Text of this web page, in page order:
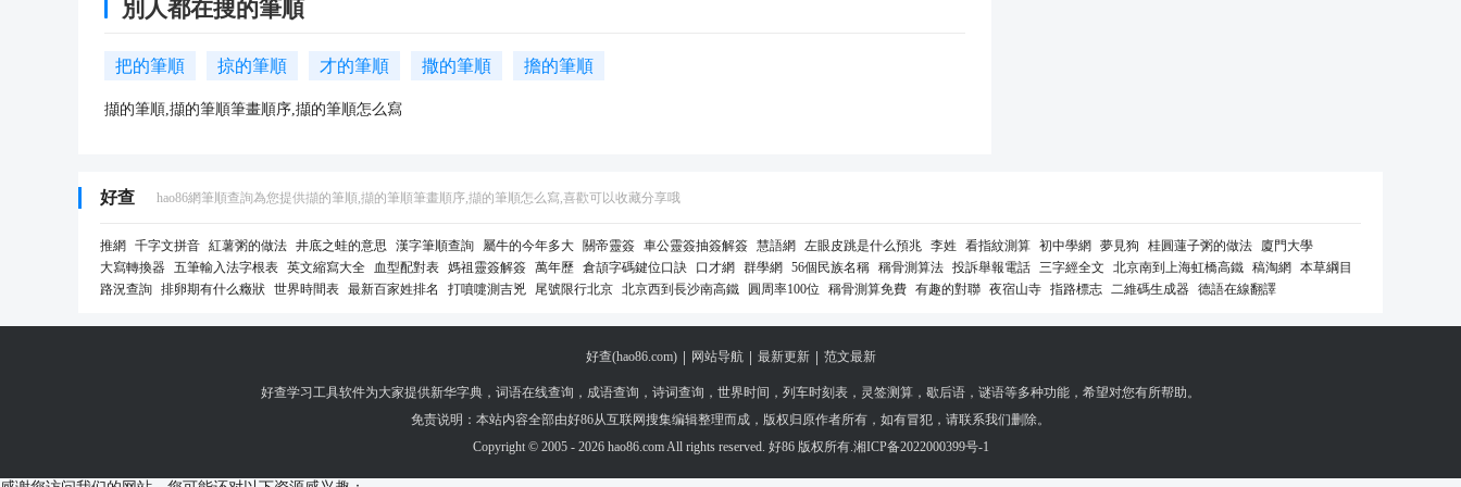
別人都在搜的筆順
把的筆順 掠的筆順 才的筆順 撒的筆順 擔的筆順
擷的筆順,擷的筆順筆畫順序,擷的筆順怎么寫
好查 hao86網筆順查詢為您提供擷的筆順,擷的筆順筆畫順序,擷的筆順怎么寫,喜歡可以收藏分享哦
推網 千字文拼音 紅薯粥的做法 井底之蛙的意思 漢字筆順查詢 屬牛的今年多大 關帝靈簽 車公靈簽抽簽解簽 慧語網 左眼皮跳是什么預兆 李姓 看指紋測算 初中學網 夢見狗 桂圓蓮子粥的做法
廈門大學
大寫轉換器 五筆輸入法字根表 英文縮寫大全 血型配對表 媽祖靈簽解簽 萬年歷 倉頡字碼鍵位口訣 口才網 群學網 56個民族名稱 稱骨測算法 投訴舉報電話 三字經全文 北京南到上海虹橋高鐵 稿淘網
本草綱目
路況查詢 排卵期有什么癥狀 世界時間表 最新百家姓排名 打噴嚏測吉兇 尾號限行北京 北京西到長沙南高鐵 圓周率100位 稱骨測算免費 有趣的對聯 夜宿山寺 指路標志 二維碼生成器 德語在線翻譯
好查(hao86.com) | 网站导航 | 最新更新 | 范文最新
好查学习工具软件为大家提供新华字典 ， 词语在线查询 ， 成语查询 ， 诗词查询 ， 世界时间 ， 列车时刻表 ， 灵签测算 ， 歇后语 ， 谜语等多种功能，希望对您有所帮助。
免责说明：本站内容全部由好86从互联网搜集编辑整理而成，版权归原作者所有，如有冒犯，请联系我们删除。
Copyright © 2005 - 2026 hao86.com All rights reserved. 好86 版权所有.湘ICP备2022000399号-1